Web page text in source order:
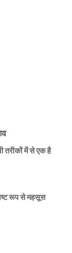
तरीकों में से एक है
रूप से महसूस